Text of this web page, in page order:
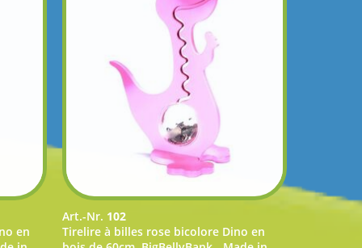
en
Art.-Nr. 102
Tirelire à billes rose bicolore Dino en